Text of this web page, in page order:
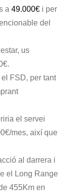
a 49.000€ i per
del
us
FSD, per tant
el servei
mes, així que
al darrera i
el Long Range
455Km en